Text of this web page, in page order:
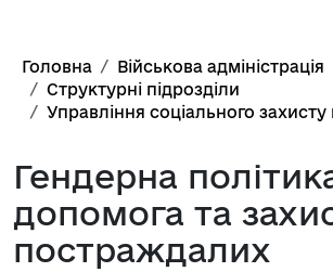
Рядок навіґації
Головна
Військова адміністрація
Структурні підрозділи
Управління соціального
Гендерна
допомога та
постраждалих